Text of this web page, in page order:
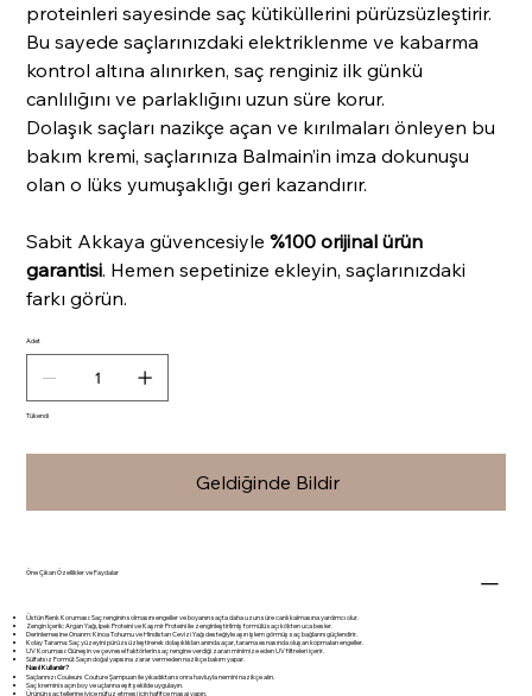
proteinleri sayesinde saç kütiküllerini pürüzsüzleştirir.
Bu sayede saçlarınızdaki elektriklenme ve kabarma
kontrol altına alınırken, saç renginiz ilk günkü
canlılığını ve parlaklığını uzun süre korur.
Dolaşık saçları nazikçe açan ve kırılmaları önleyen bu
bakım kremi, saçlarınıza Balmain’in imza dokunuşu
olan o lüks yumuşaklığı geri kazandırır.
Sabit Akkaya güvencesiyle%100 orijinal ürün
garantisi. Hemen sepetinize ekleyin, saçlarınızdaki
farkı görün.
Adet
Tükendi
Geldiğinde Bildir
Öne Çıkan Özellikler ve Faydalar
Üstün Renk Koruması: Saç renginin solmasını engeller ve boyanın saçta daha uzun süre canlı kalmasına yardımcı olur.
Zengin İçerik: Argan Yağı, İpek Proteini ve Kaşmir Proteini ile zenginleştirilmiş formülü saçı kökten uca besler.
Derinlemesine Onarım: Kinoa Tohumu ve Hindistan Cevizi Yağı desteğiyle aşırı işlem görmüş saç bağlarını güçlendirir.
Kolay Tarama: Saç yüzeyini pürüzsüzleştirerek dolaşıklıkları anında açar, tarama esnasında oluşan kopmaları engeller.
UV Koruması: Güneşin ve çevresel faktörlerin saç rengine verdiği zararı minimize eden UV filtreleri içerir.
Sülfatsız Formül: Saçın doğal yapısına zarar vermeden nazikçe bakım yapar.
Nasıl Kullanılır?
Saçlarınızı Couleurs Couture Şampuan ile yıkadıktan sonra havluyla nemini nazikçe alın.
Saç kremini saçın boy ve uçlarına eşit şekilde uygulayın.
Ürünün saç tellerine iyice nüfuz etmesi için hafifçe masaj yapın.